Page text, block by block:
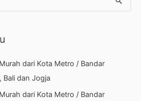
dari Kota Metro / Bandar
Bali dan Jogja
dari Kota Metro / Bandar